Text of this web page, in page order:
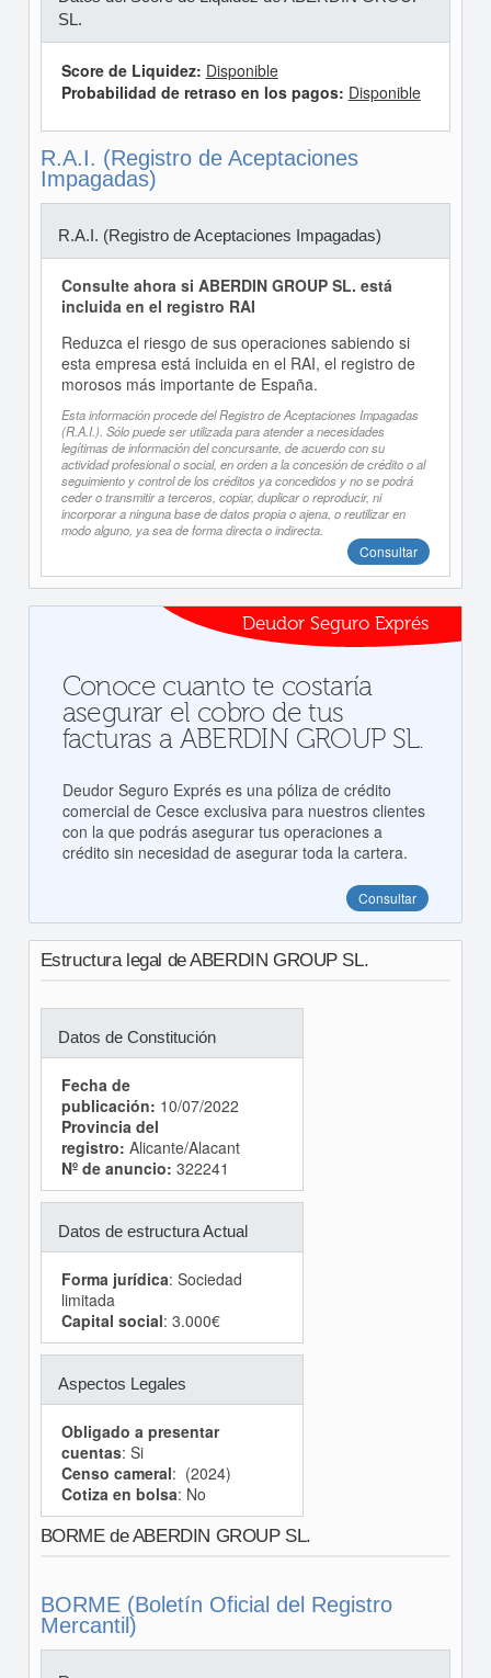
SL.
Score de Liquidez: Disponible
Probabilidad de retraso en los pagos: Disponible
R.A.I. (Registro de Aceptaciones
Impagadas)
R.A.I. (Registro de Aceptaciones Impagadas)
Consulte ahora si ABERDIN GROUP SL. está
incluida en el registro RAI
Reduzca el riesgo de sus operaciones sabiendo si
esta empresa está incluida en el RAI, el registro de
morosos más importante de España.
Esta información procede del Registro de Aceptaciones Impagadas
(R.A.I.). Sólo puede ser utilizada para atender a necesidades
legítimas de información del concursante, de acuerdo con su
actividad profesional o social, en orden a la concesión de crédito o al
seguimiento y control de los créditos ya concedidos y no se podrá
ceder o transmitir a terceros, copiar, duplicar o reproducir, ni
incorporar a ninguna base de datos propia o ajena, o reutilizar en
modo alguno, ya sea de forma directa o indirecta.
Consultar
Deudor Seguro Exprés
Conoce cuanto te costaría
asegurar el cobro de tus
facturas a ABERDIN GROUP SL.
Deudor Seguro Exprés es una póliza de crédito
comercial de Cesce exclusiva para nuestros clientes
con la que podrás asegurar tus operaciones a
crédito sin necesidad de asegurar toda la cartera.
Consultar
Estructura legal de ABERDIN GROUP SL.
Datos de Constitución
Fecha de
publicación: 10/07/2022
Provincia del
registro: Alicante/Alacant
Nº de anuncio: 322241
Datos de estructura Actual
Forma jurídica: Sociedad
limitada
Capital social: 3.000€
Aspectos Legales
Obligado a presentar
cuentas: Si
Censo cameral: (2024)
Cotiza en bolsa: No
BORME de ABERDIN GROUP SL.
BORME (Boletín Oficial del Registro
Mercantil)